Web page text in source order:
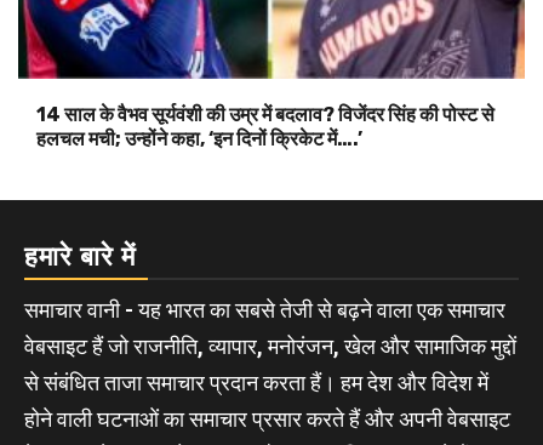
14 साल के वैभव सूर्यवंशी की उम्र में बदलाव? विजेंदर सिंह की पोस्ट से
हलचल मची; उन्होंने कहा, ‘इन दिनों क्रिकेट में….’
हमारे बारे में
समाचार वानी - यह भारत का सबसे तेजी से बढ़ने वाला एक समाचार
वेबसाइट हैं जो राजनीति, व्यापार, मनोरंजन, खेल और सामाजिक मुद्दों
से संबंधित ताजा समाचार प्रदान करता हैं। हम देश और विदेश में
होने वाली घटनाओं का समाचार प्रसार करते हैं और अपनी वेबसाइट